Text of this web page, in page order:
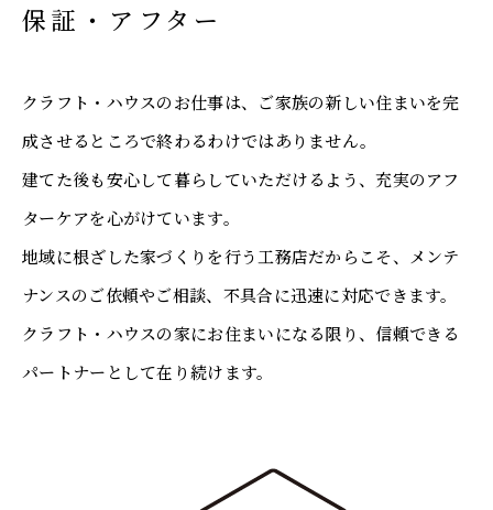
保証・アフター
クラフト・ハウスのお仕事は、ご家族の新しい住まいを完
成させるところで終わるわけではありません。
建てた後も安心して暮らしていただけるよう、充実のアフ
ターケアを心がけています。
地域に根ざした家づくりを行う工務店だからこそ、メンテ
ナンスのご依頼やご相談、不具合に迅速に対応できます。
クラフト・ハウスの家にお住まいになる限り、信頼できる
パートナーとして在り続けます。